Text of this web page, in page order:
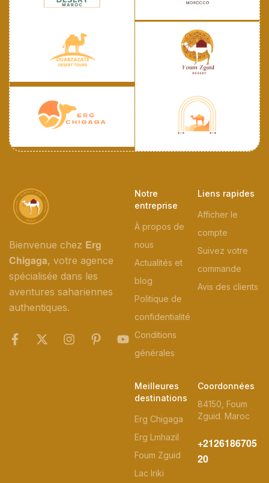
Bienvenue chez Erg
Chigaga, votre agence
spécialisée dans les
aventures sahariennes
authentiques.
Notre
entreprise
À propos de
nous
Actualités et
blog
Politique de
confidentialité
Conditions
générales
Liens rapides
Afficher le
compte
Suivez votre
commande
Avis des clients
Meilleures
destinations
Erg Chigaga
Erg Lmhazil
Foum Zguid
Lac Iriki
Coordonnées
84150, Foum
Zguid. Maroc
+2126186705
20